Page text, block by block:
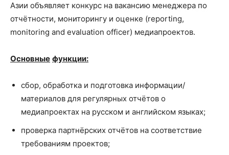
Азии объявляет конкурс на вакансию менеджера по
отчётности, мониторингу и оценке (reporting,
monitoring and evaluation officer) медиапроектов.
Основные функции:
сбор, обработка и подготовка информации/
материалов для регулярных отчётов о
медиапроектах на русском и английском языках;
проверка партнёрских отчётов на соответствие
требованиям проектов;